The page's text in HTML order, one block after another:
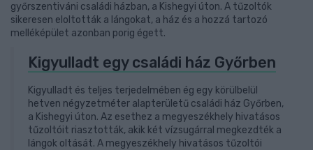
győrszentiváni családi házban, a Kishegyi úton. A tűzoltók
sikeresen eloltották a lángokat, a ház és a hozzá tartozó
melléképület azonban porig égett.
Kigyulladt egy családi ház Győrben
Kigyulladt és teljes terjedelmében ég egy körülbelül
hetven négyzetméter alapterületű családi ház Győrben,
a Kishegyi úton. Az esethez a megyeszékhely hivatásos
tűzoltóit riasztották, akik két vízsugárral megkezdték a
lángok oltását. A megyeszékhely hivatásos tűzoltói